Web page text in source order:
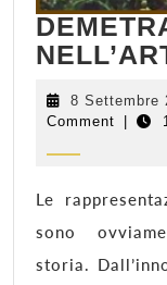
8 Settembre
Comment
Le
sono
storia.